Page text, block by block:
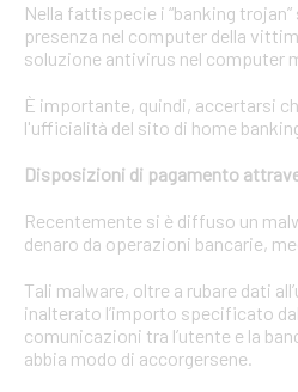
Nella fattispecie i “banking
presenza nel computer della
soluzione antivirus nel computer
È importante, quindi, accertarsi
l'ufficialità del sito di home
Disposizioni di pagamento
Recentemente si è diffuso un
denaro da operazioni bancarie,
Tali malware, oltre a rubare dati
inalterato l’importo specificato
comunicazioni tra l’utente e la
abbia modo di accorgersene.